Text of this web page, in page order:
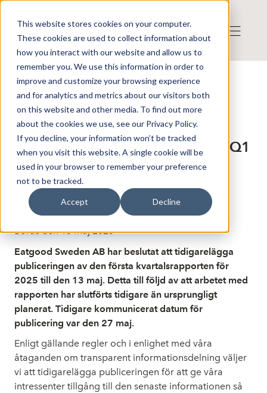
This website stores cookies on your computer.
These cookies are used to collect information about
how you interact with our website and allow us to
remember you. We use this information in order to
improve and customize your browsing experience
and for analytics and metrics about our visitors both
on this website and other media. To find out more
about the cookies we use, see our Privacy Policy.
If you decline, your information won’t be tracked
when you visit this website. A single cookie will be
used in your browser to remember your preference
not to be tracked.
Accept Decline
Press release from Companies
Publicerat: 2025-05-13 16:05:35
EatGood Sweden AB: EatGood
Sweden AB tidigarelägger
offentliggörandet av rapport för Q1
2025
Pressmeddelande från EatGood Sweden AB
Borås den 13 maj 2025
Eatgood Sweden AB har beslutat att tidigarelägga
publiceringen av den första kvartalsrapporten för
2025 till den 13 maj. Detta till följd av att arbetet med
rapporten har slutförts tidigare än ursprungligt
planerat. Tidigare kommunicerat datum för
publicering var den 27 maj.
Enligt gällande regler och i enlighet med våra
åtaganden om transparent informationsdelning väljer
vi att tidigarelägga publiceringen för att ge våra
intressenter tillgång till den senaste informationen så